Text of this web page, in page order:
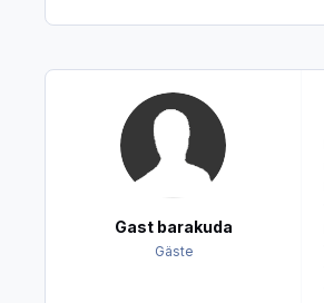
Gast barakuda
Gäste